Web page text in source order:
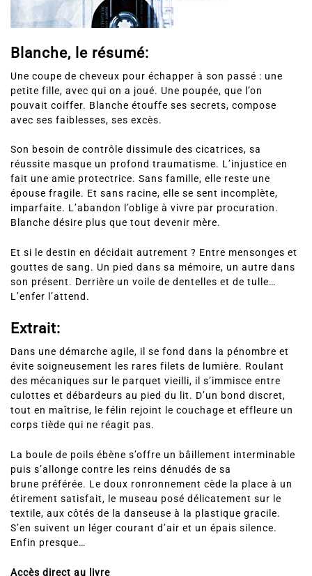
Blanche, le résumé:
Une coupe de cheveux pour échapper à son passé : une
petite fille, avec qui on a joué. Une poupée, que l’on
pouvait coiffer. Blanche étouffe ses secrets, compose
avec ses faiblesses, ses excès.
Son besoin de contrôle dissimule des cicatrices, sa
réussite masque un profond traumatisme. L’injustice en
fait une amie protectrice. Sans famille, elle reste une
épouse fragile. Et sans racine, elle se sent incomplète,
imparfaite. L’abandon l’oblige à vivre par procuration.
Blanche désire plus que tout devenir mère.
Et si le destin en décidait autrement ? Entre mensonges et
gouttes de sang. Un pied dans sa mémoire, un autre dans
son présent. Derrière un voile de dentelles et de tulle…
L’enfer l’attend.
Extrait:
Dans une démarche agile, il se fond dans la pénombre et
évite soigneusement les rares filets de lumière. Roulant
des mécaniques sur le parquet vieilli, il s’immisce entre
culottes et débardeurs au pied du lit. D’un bond discret,
tout en maîtrise, le félin rejoint le couchage et effleure un
corps tiède qui ne réagit pas.
La boule de poils ébène s’offre un bâillement interminable
puis s’allonge contre les reins dénudés de sa
brune préférée. Le doux ronronnement cède la place à un
étirement satisfait, le museau posé délicatement sur le
textile, aux côtés de la danseuse à la plastique gracile.
S’en suivent un léger courant d’air et un épais silence.
Enfin presque…
Accès direct au livre